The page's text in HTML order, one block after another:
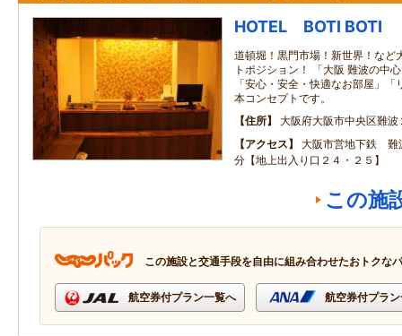
HOTEL BOTI BOTI
道頓堀！黒門市場！新世界！など
トポジション！ 「大阪 難波の中
「安心・安全・快適なお部屋」
本コンセプトです。
住所
大阪府大阪市中央区難波
アクセス
大阪市営地下鉄 難
分【地上出入り口２４・２５】
この施
この施設と交通手段を自由に組み合わせたおトクな
航空券付プラン一覧へ 航空券付プラ